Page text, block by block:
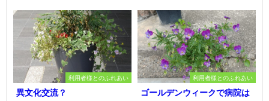
利用者様とのふれあい
異文化交流？
利用者様とのふれあい
ゴールデンウィークで病院は